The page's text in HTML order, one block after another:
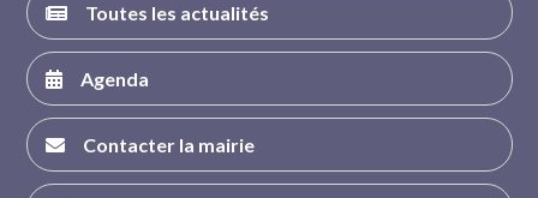
Toutes les actualités
Agenda
Contacter la mairie